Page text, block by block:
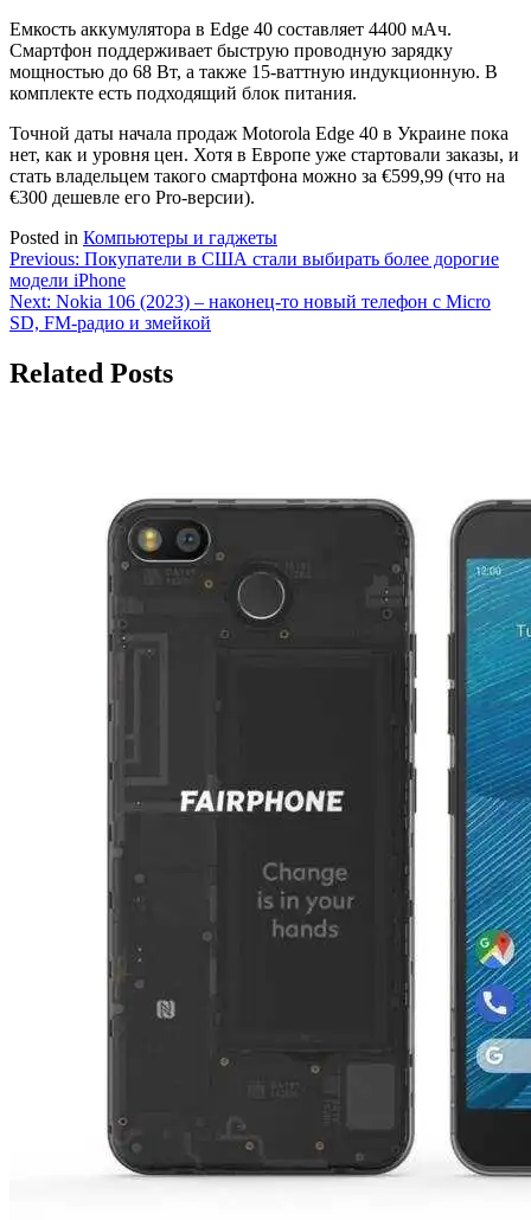
Емкость аккумулятора в Edge 40 составляет 4400 мАч.
Смартфон поддерживает быструю проводную зарядку
мощностью до 68 Вт, а также 15-ваттную индукционную. В
комплекте есть подходящий блок питания.
Точной даты начала продаж Motorola Edge 40 в Украине пока
нет, как и уровня цен. Хотя в Европе уже стартовали заказы, и
стать владельцем такого смартфона можно за €599,99 (что на
€300 дешевле его Pro-версии).
Posted in Компьютеры и гаджеты
Навигация
по
записям
Previous: Покупатели в США стали выбирать более дорогие
модели iPhone
Next: Nokia 106 (2023) – наконец-то новый телефон с Micro
SD, FM-радио и змейкой
Related Posts